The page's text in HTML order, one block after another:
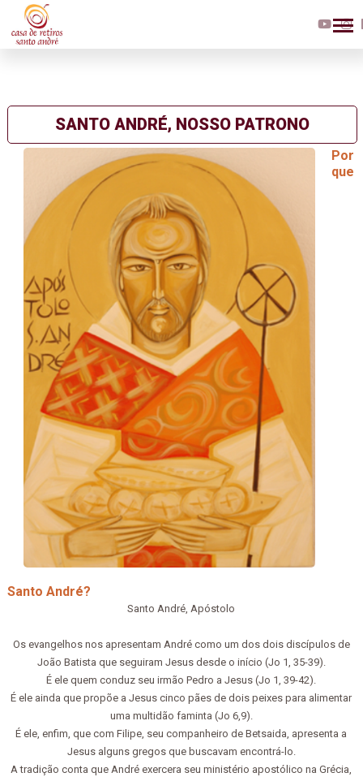
SANTO ANDRÉ, NOSSO PATRONO
Por
que
Santo André?
Santo André, Apóstolo
Os evangelhos nos apresentam André como um dos dois discípulos de
João Batista que seguiram Jesus desde o início (Jo 1, 35-39).
É ele quem conduz seu irmão Pedro a Jesus (Jo 1, 39-42).
É ele ainda que propõe a Jesus cinco pães de dois peixes para alimentar
uma multidão faminta (Jo 6,9).
É ele, enfim, que com Filipe, seu companheiro de Betsaida, apresenta a
Jesus alguns gregos que buscavam encontrá-lo.
A tradição conta que André exercera seu ministério apostólico na Grécia,